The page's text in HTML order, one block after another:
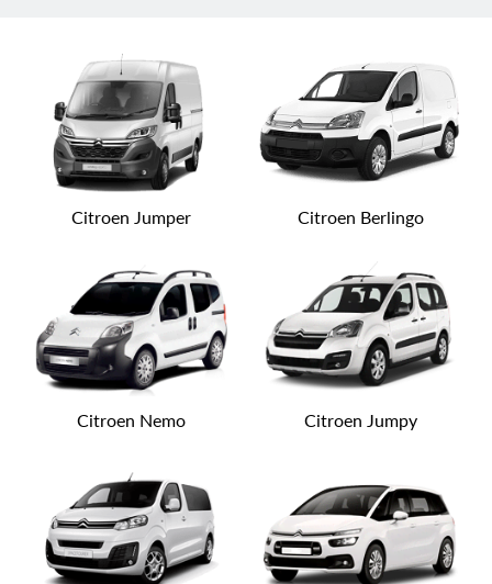
Citroen Jumper Citroen Berlingo
Citroen Nemo Citroen Jumpy